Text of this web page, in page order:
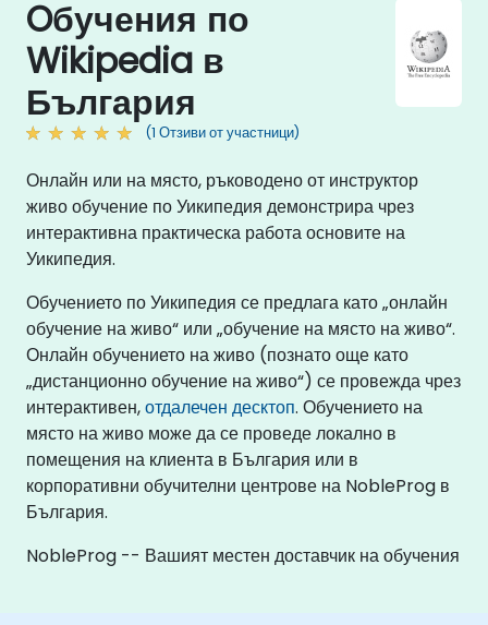
Oбучения по
Wikipedia в
България
(1 Отзиви от участници)
Онлайн или на място, ръководено от инструктор
живо обучение по Уикипедия демонстрира чрез
интерактивна практическа работа основите на
Уикипедия.
Обучението по Уикипедия се предлага като „онлайн
обучение на живо“ или „обучение на място на живо“.
Онлайн обучението на живо (познато още като
„дистанционно обучение на живо“) се провежда чрез
интерактивен,отдалечен десктоп. Обучението на
място на живо може да се проведе локално в
помещения на клиента в България или в
корпоративни обучителни центрове на NobleProg в
България.
NobleProg -- Вашият местен доставчик на обучения